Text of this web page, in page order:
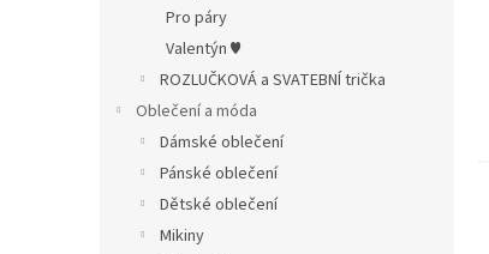
Pro páry
Valentýn ♥
ROZLUČKOVÁ a SVATEBNÍ trička
Oblečení a móda
Dámské oblečení
Pánské oblečení
Dětské oblečení
Mikiny